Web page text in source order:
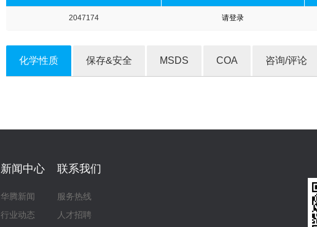
2047174 请登录
化学性质 保存&安全 MSDS COA 咨询/评论
新闻中心
华腾新闻
行业动态
联系我们
服务热线
人才招聘